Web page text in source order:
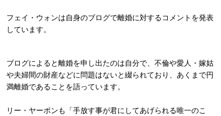
フェイ・ウォンは自身のブログで離婚に対するコメントを発表
しています。
ブログによると離婚を申し出たのは自分で、不倫や愛人・嫁姑
や夫婦間の財産などに問題はないと綴られており、あくまで円
満離婚であることを語っています。
リー・ヤーポンも「手放す事が君にしてあげられる唯一のこ